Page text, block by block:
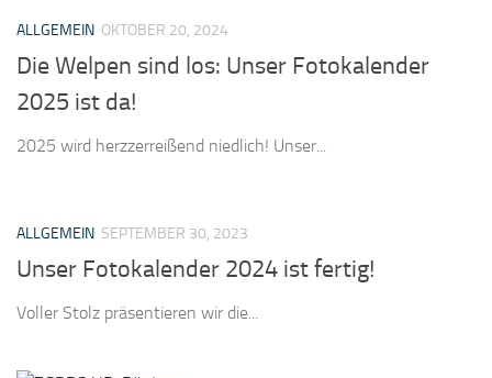
ALLGEMEIN OKTOBER 20, 2024
Die Welpen sind los: Unser Fotokalender
2025 ist da!
2025 wird herzzerreißend niedlich! Unser...
ALLGEMEIN SEPTEMBER 30, 2023
Unser Fotokalender 2024 ist fertig!
Voller Stolz präsentieren wir die...